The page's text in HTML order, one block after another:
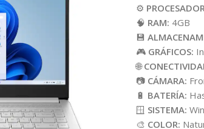
⚙️
🧠 RAM: 4GB
💾
🎮 GRÁFICOS:
🌐
📷 CÁMARA:
🔋 BATERÍA:
🪟 SISTEMA:
🎨 COLOR: